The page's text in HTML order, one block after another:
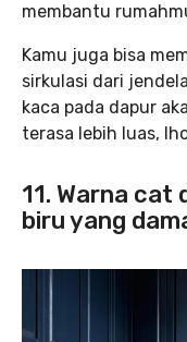
membantu
Kamu juga bisa
sirkulasi dari
kaca pada dapur
terasa lebih luas,
11. Warna cat
biru yang